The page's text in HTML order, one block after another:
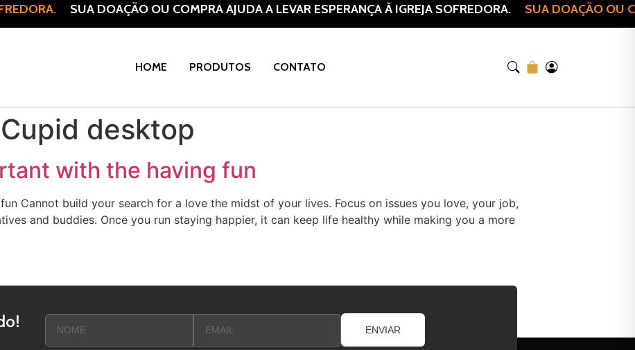
SUA DOAÇÃO OU COMPRA AJUDA A LEVAR ESPERANÇA À IGREJA SOFREDORA. SUA DOAÇÃO OU
HOME PRODUTOS CONTATO
desktop
with the having fun
Cannot build your search for a love the midst of your lives. Focus on issues you love, your job,
and buddies. Once you run staying happier, it can keep life healthy while making you a more
ENVIAR